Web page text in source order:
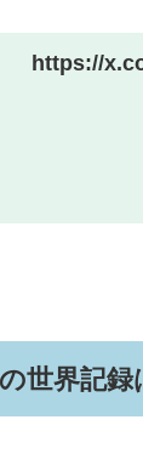
https://
世界記録